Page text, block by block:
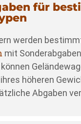
für
werden
mit
höheren
Abgaben